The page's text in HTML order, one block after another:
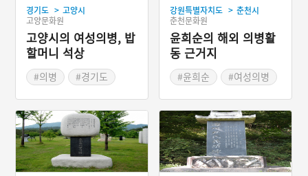
경기도 > 고양시
고양문화원
고양시의 여성의병, 밥
할머니 석상
#의병
#경기도
강원특별자치도 > 춘천시
춘천문화원
윤희순의 해외 의병활
동 근거지
#윤희순
#여성의병
#환인현 파리전자 취리두
남산마을
#노학당
#무순 포가둔